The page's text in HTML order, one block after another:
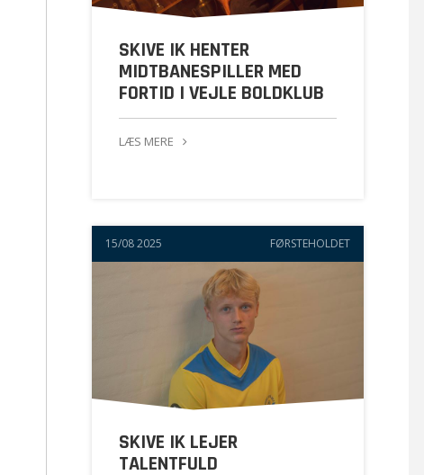
SKIVE IK HENTER
MIDTBANESPILLER MED
FORTID I VEJLE BOLDKLUB
LÆS MERE
15/08 2025 FØRSTEHOLDET
SKIVE IK LEJER
TALENTFULD